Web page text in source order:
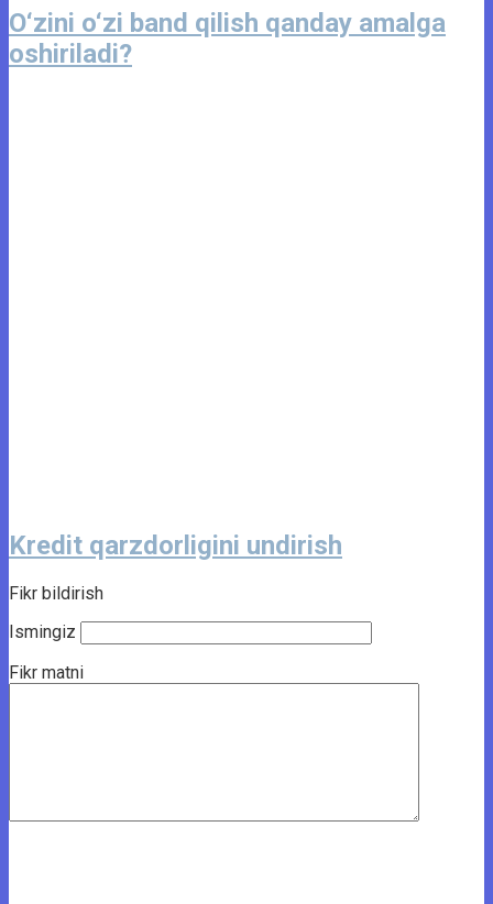
O‘zini o‘zi band qilish qanday amalga
oshiriladi?
Kredit qarzdorligini undirish
Fikr bildirish
Ismingiz
Fikr matni